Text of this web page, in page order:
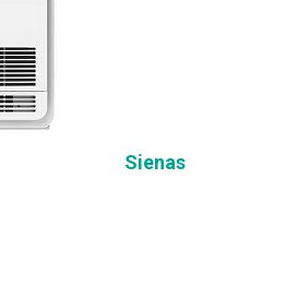
Sienas